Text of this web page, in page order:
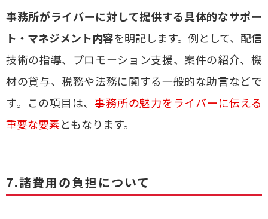
事務所がライバーに対して提供する具体的なサポー
ト・マネジメント内容を明記します。例として、配信
技術の指導、プロモーション支援、案件の紹介、機
材の貸与、税務や法務に関する一般的な助言などで
す。この項目は、事務所の魅力をライバーに伝える
重要な要素ともなります。
7.諸費用の負担について